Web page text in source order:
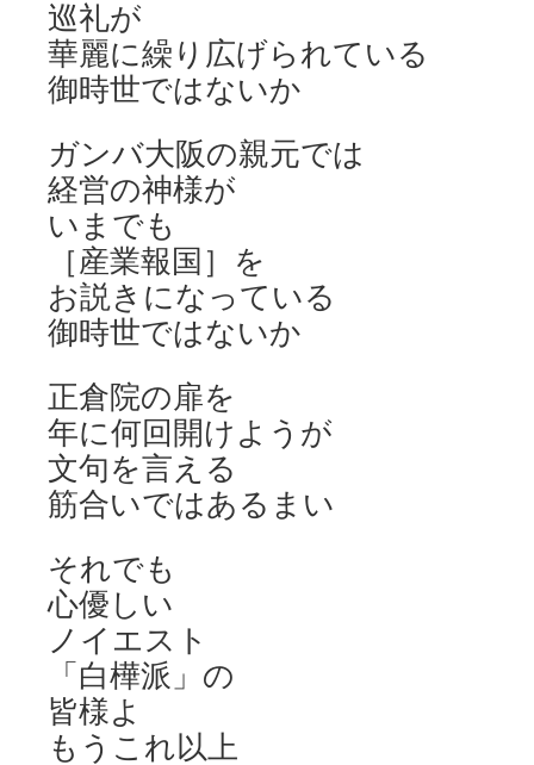
巡礼が
華麗に繰り広げられている
御時世ではないか
ガンバ大阪の親元では
経営の神様が
いまでも
［産業報国］を
お説きになっている
御時世ではないか
正倉院の扉を
年に何回開けようが
文句を言える
筋合いではあるまい
それでも
心優しい
ノイエスト
「白樺派」の
皆様よ
もうこれ以上